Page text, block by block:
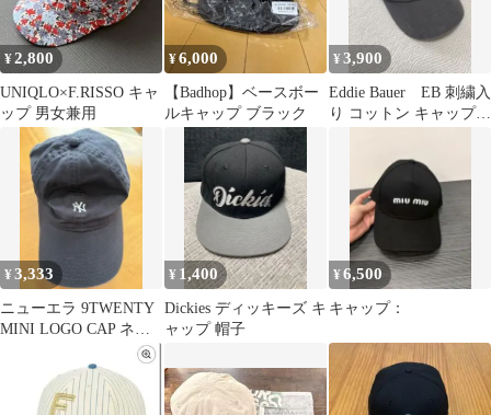
¥2,800
UNIQLO×F.RISSO キャ
ップ 男女兼用
¥6,000
【Badhop】ベースボー
ルキャップ ブラック
¥3,900
Eddie Bauer EB 刺繍入
り コットン キャップ
¥3,333
ニューエラ 9TWENTY
MINI LOGO CAP ネイ
¥ 1,400
Dickies ディッキーズ キ
ャップ 帽子
¥6,500
キャップ：